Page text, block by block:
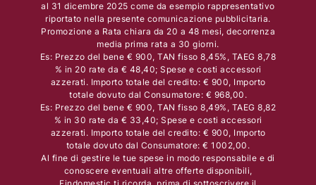
al 31 dicembre 2025 come da esempio rappresentativo
riportato nella presente comunicazione pubblicitaria.
Promozione a Rata chiara da 20 a 48 mesi, decorrenza
media prima rata a 30 giorni.
Es: Prezzo del bene € 900, TAN fisso 8,45%, TAEG 8,78
% in 20 rate da € 48,40; Spese e costi accessori
azzerati. Importo totale del credito: € 900, Importo
totale dovuto dal Consumatore: € 968,00.
Es: Prezzo del bene € 900, TAN fisso 8,49%, TAEG 8,82
% in 30 rate da € 33,40; Spese e costi accessori
azzerati. Importo totale del credito: € 900, Importo
totale dovuto dal Consumatore: € 1002,00.
Al fine di gestire le tue spese in modo responsabile e di
conoscere eventuali altre offerte disponibili,